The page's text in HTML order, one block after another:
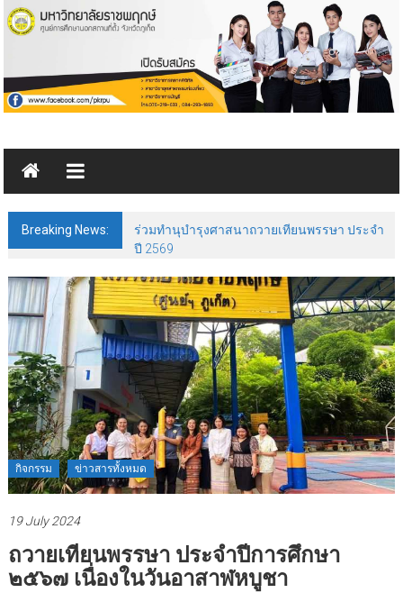
Skip
to
มหาวิทยาลัย
ราชพฤกษ์
ศูนย์ฯ
ภูเก็ต
มหาวิทยาลัย
ราชพฤกษ์
ศูนย์ฯ
ภูเก็ต
Breaking News:
ร่วมทำนุบำรุงศาสนาถวายเทียนพรรษา ประจำ
ปี 2569
กิจกรรม ข่าวสารทั้งหมด
19 July 2024
ถวายเทียนพรรษา ประจำปีการศึกษา
๒๕๖๗ เนื่องในวันอาสาฬหบูชา